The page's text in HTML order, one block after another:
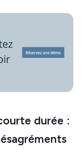
durée :